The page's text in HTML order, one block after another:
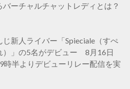
バーチャルチャットレディとは？
じ新人ライバー「Spieciale（すぺ
）」の5名がデビュー 8月16日
時半よりデビューリレー配信を実